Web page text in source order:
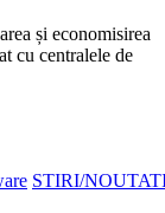
și economisirea
cu centralele de
STIRI/